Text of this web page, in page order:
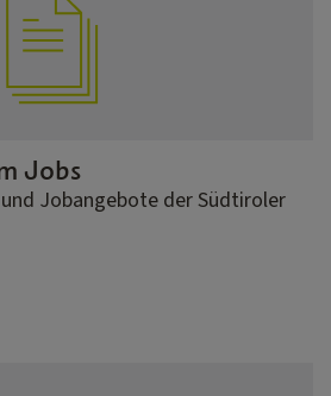
Jobs
Jobangebote der Südtiroler